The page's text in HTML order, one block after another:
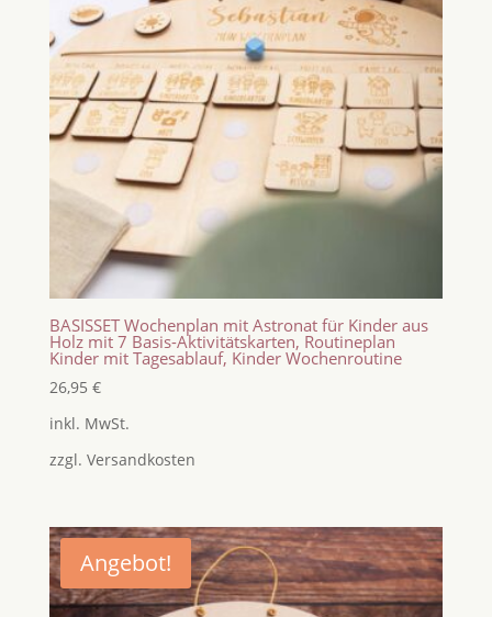
BASISSET Wochenplan mit Astronat für Kinder aus
Holz mit 7 Basis-Aktivitätskarten, Routineplan
Kinder mit Tagesablauf, Kinder Wochenroutine
26,95 €
inkl. MwSt.
zzgl. Versandkosten
Angebot!